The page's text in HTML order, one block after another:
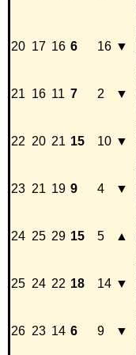
20 17 16 6 16 ▼
21 16 11 7 2 ▼
22 20 21 15 10 ▼
23 21 19 9 4 ▼
24 25 29 15 5 ▲
25 24 22 18 14 ▼
26 23 14 6 9 ▼